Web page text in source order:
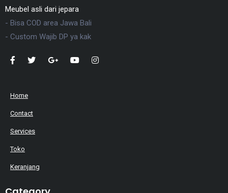
Meubel asli dari jepara
- Bisa COD area Jawa Bali
- Custom Wajib DP ya kak
Home
Contact
Services
Toko
Keranjang